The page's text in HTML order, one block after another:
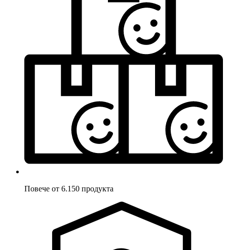
Повече от 6.150 продукта